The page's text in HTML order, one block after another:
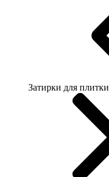
Затирки для плитки